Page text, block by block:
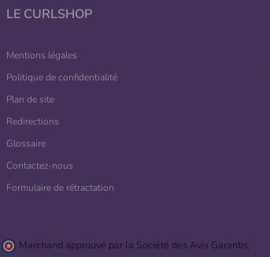
LE CURLSHOP
Mentions légales
Politique de confidentialité
Plan de site
Redirections
Glossaire
Contactez-nous
Formulaire de rétractation
Marchand approuvé par la Société des Avis Garantis,